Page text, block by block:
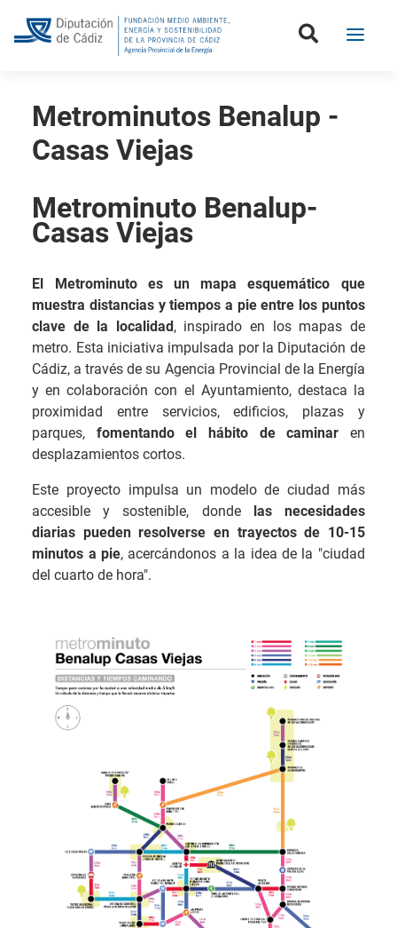
Metrominutos Benalup -
Casas Viejas
Metrominuto Benalup-
Casas Viejas
El Metrominuto es un mapa esquemático que
muestra distancias y tiempos a pie entre los puntos
clave de la localidad, inspirado en los mapas de
metro. Esta iniciativa impulsada por la Diputación de
Cádiz, a través de su Agencia Provincial de la Energía
y en colaboración con el Ayuntamiento, destaca la
proximidad entre servicios, edificios, plazas y
parques, fomentando el hábito de caminar en
desplazamientos cortos.
Este proyecto impulsa un modelo de ciudad más
accesible y sostenible, dondelas necesidades
diarias pueden resolverse en trayectos de 10-15
minutos a pie, acercándonos a la idea de la "ciudad
del cuarto de hora".